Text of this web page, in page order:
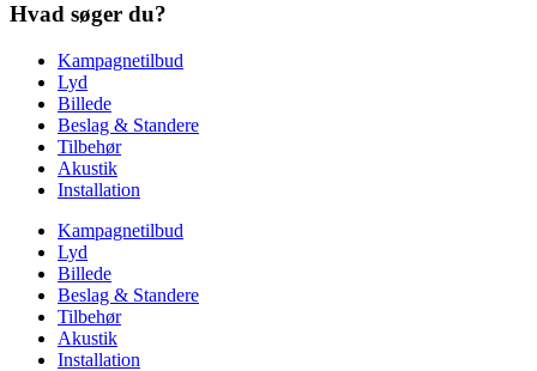
Hvad søger du?
Kampagnetilbud
Lyd
Billede
Beslag & Standere
Tilbehør
Akustik
Installation
Kampagnetilbud
Lyd
Billede
Beslag & Standere
Tilbehør
Akustik
Installation